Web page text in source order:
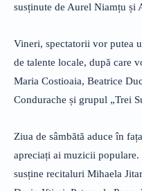
susținute de Aurel Niamțu și
Vineri, spectatorii vor putea
de talente locale, după care
Maria Costioaia, Beatrice
Condurache și grupul „Trei
Ziua de sâmbătă aduce în
apreciați ai muzicii
susține recitaluri Mihaela